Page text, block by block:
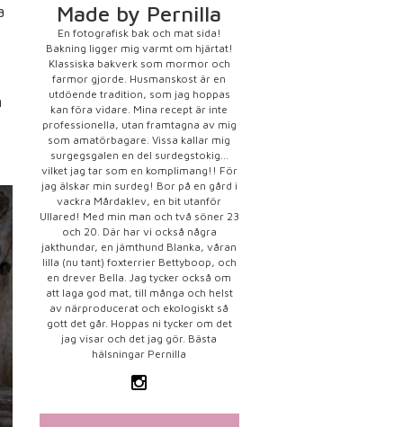
Made by Pernilla
En fotografisk bak och mat sida!
Bakning ligger mig varmt om hjärtat!
Klassiska bakverk som mormor och
farmor gjorde. Husmanskost är en
utdöende tradition, som jag hoppas
kan föra vidare. Mina recept är inte
professionella, utan framtagna av mig
som amatörbagare. Vissa kallar mig
surgegsgalen en del surdegstokig...
vilket jag tar som en komplimang!! För
jag älskar min surdeg! Bor på en gård i
vackra Mårdaklev, en bit utanför
Ullared! Med min man och två söner 23
och 20. Där har vi också några
jakthundar, en jämthund Blanka, våran
lilla (nu tant) foxterrier Bettyboop, och
en drever Bella. Jag tycker också om
att laga god mat, till många och helst
av närproducerat och ekologiskt så
gott det går. Hoppas ni tycker om det
jag visar och det jag gör. Bästa
hälsningar Pernilla